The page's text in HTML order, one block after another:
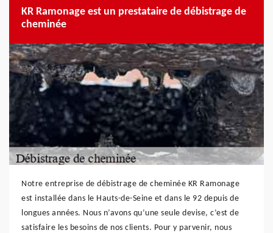
KR Ramonage est un prestataire de débistrage de
cheminée
Notre entreprise de débistrage de cheminée KR Ramonage
est installée dans le Hauts-de-Seine et dans le 92 depuis de
longues années. Nous n’avons qu’une seule devise, c’est de
satisfaire les besoins de nos clients. Pour y parvenir, nous